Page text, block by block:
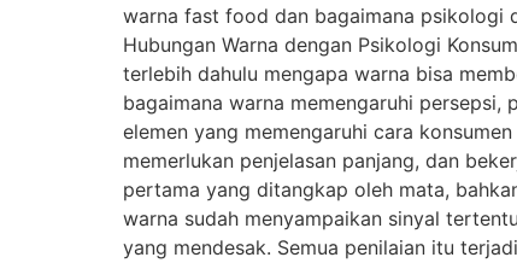
warna fast food dan bagaimana psikologi
Hubungan Warna dengan Psikologi
terlebih dahulu mengapa warna bisa
bagaimana warna memengaruhi persepsi,
elemen yang memengaruhi cara
memerlukan penjelasan panjang, dan
pertama yang ditangkap oleh mata,
warna sudah menyampaikan sinyal
yang mendesak. Semua penilaian itu